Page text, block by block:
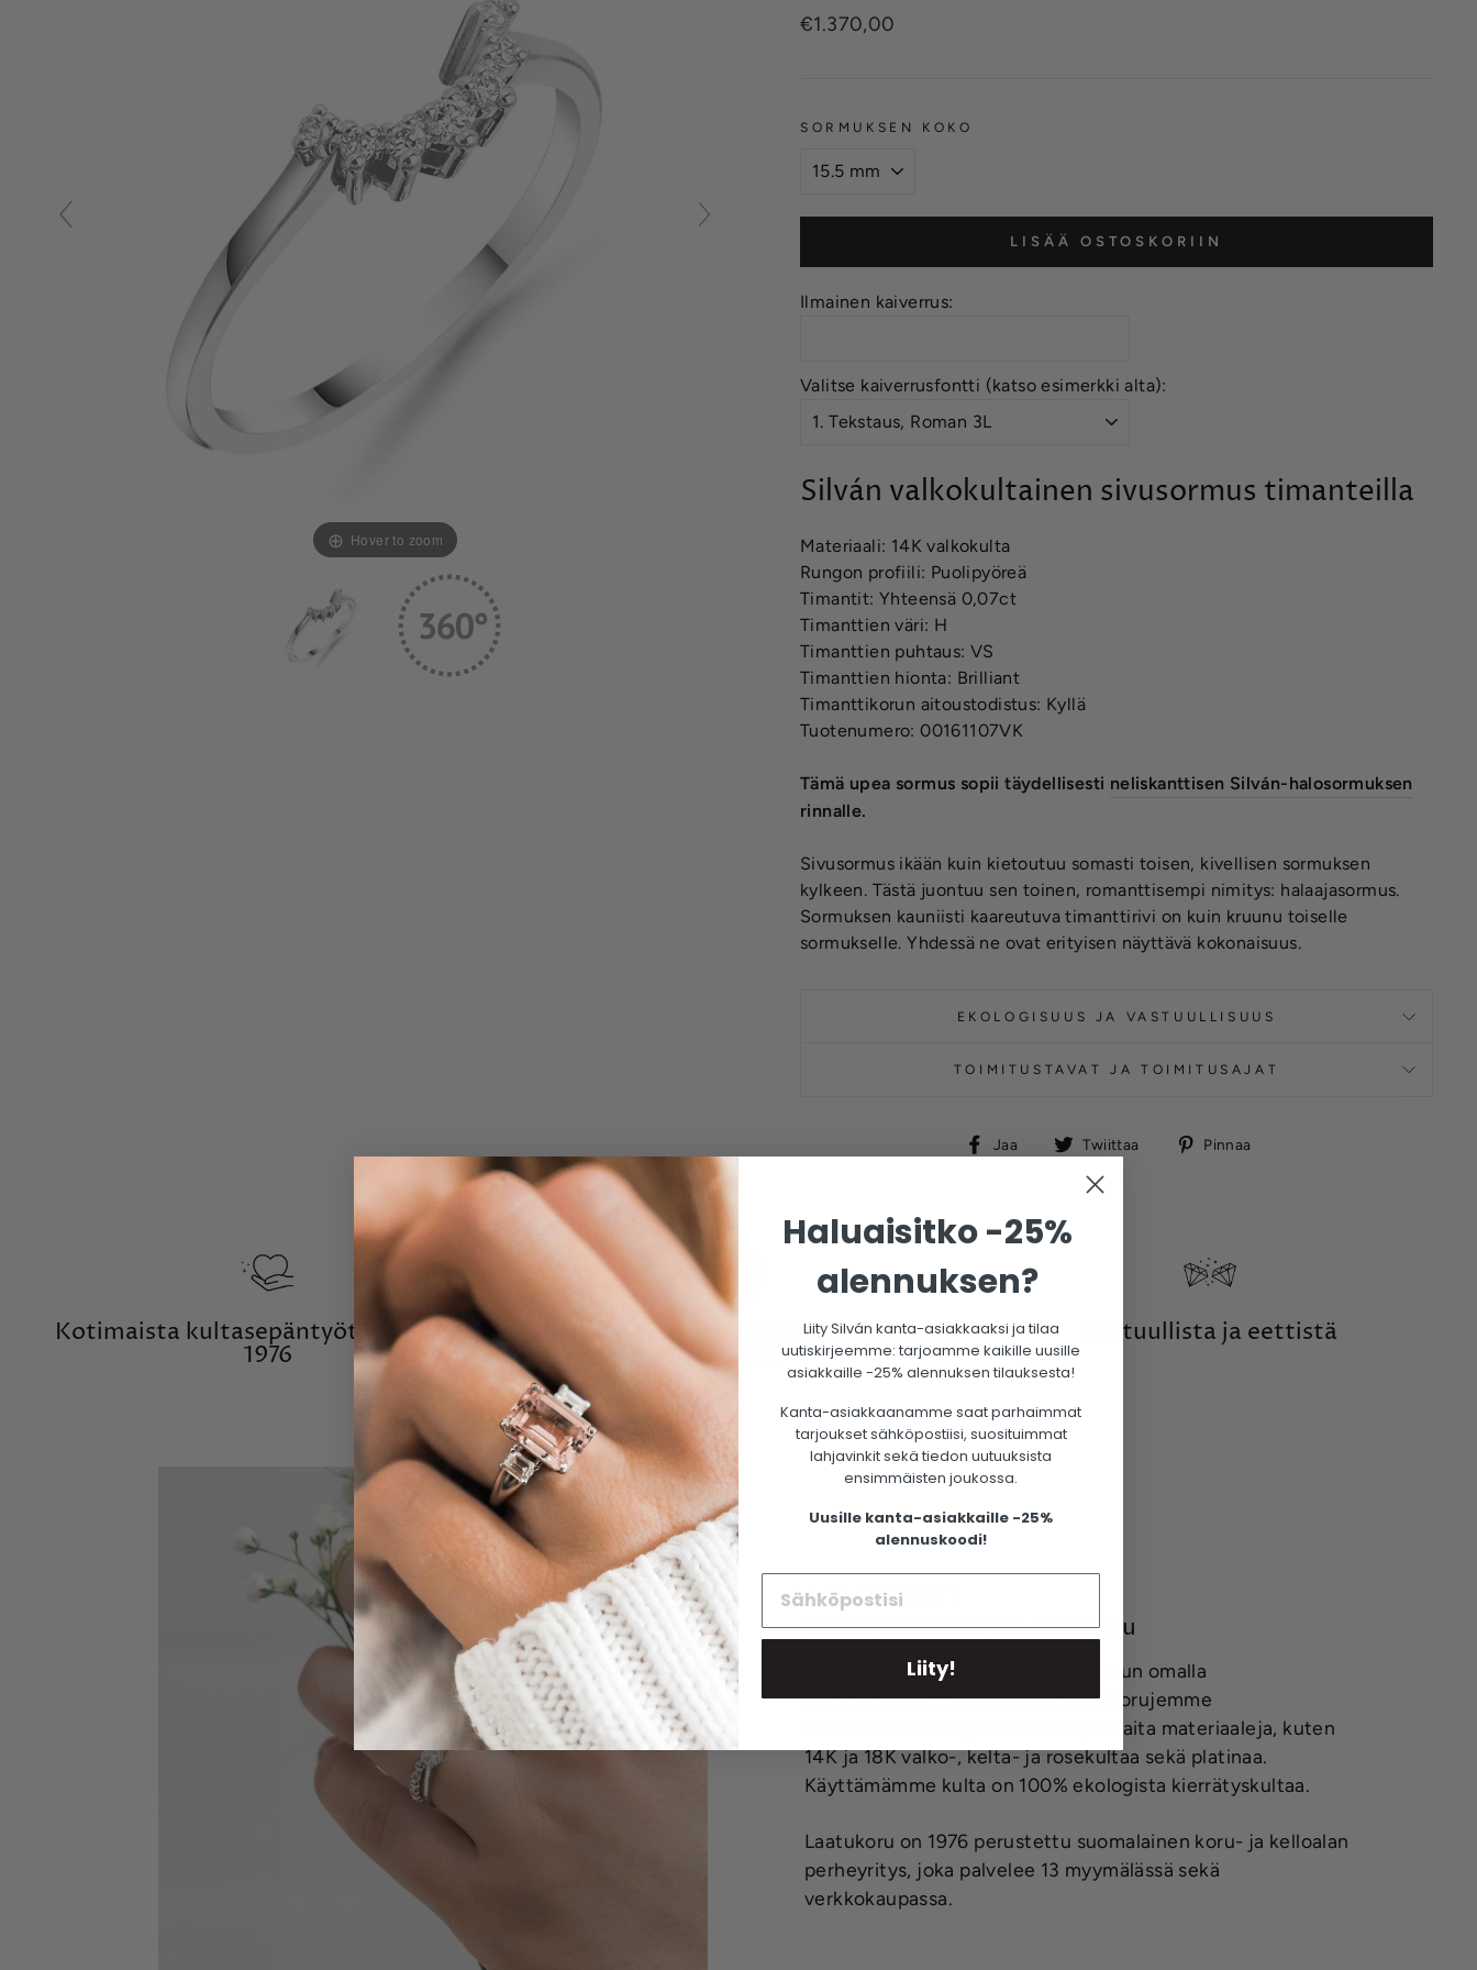
Hover to zoom
Normaalihinta
€1.370,00
SORMUKSEN KOKO
LISÄÄ OSTOSKORIIN
Ilmainen kaiverrus:
Valitse kaiverrusfontti (katso esimerkki alta):
Silván valkokultainen sivusormus timanteilla
Materiaali: 14K valkokulta
Rungon profiili: Puolipyöreä
Timantit: Yhteensä 0,07ct
Timanttien väri: H
Timanttien puhtaus: VS
Timanttien hionta: Brilliant
Timanttikorun aitoustodistus: Kyllä
Tuotenumero: 00161107VK
Tämä upea sormus sopii täydellisesti neliskanttisen Silván-halosormuksen
rinnalle.
Sivusormus ikään kuin kietoutuu somasti toisen, kivellisen sormuksen
kylkeen. Tästä juontuu sen toinen, romanttisempi nimitys: halaajasormus.
Sormuksen kauniisti kaareutuva timanttirivi on kuin kruunu toiselle
sormukselle. Yhdessä ne ovat erityisen näyttävä kokonaisuus.
EKOLOGISUUS JA VASTUULLISUUS
TOIMITUSTAVAT JA TOIMITUSAJAT
Jaa
Jaa
Twiittaa TwiittaaPinnaa
Kotimaista kultasepäntyötä vuodesta
1976
Valmistettu ekologisesta kierrätetystä
kullasta
Vastuullista ja eettistä
SILVÁN-KORUT
Löydä unelmiesi timanttikoru
Silván-korut valmistetaan Laatukorun omalla
kultasepänverstaalla Hyvinkäällä. Korujemme
valmistuksessa käytetään vain parhaita materiaaleja, kuten
14K ja 18K valko-, kelta- ja rosekultaa sekä platinaa.
Käyttämämme kulta on 100% ekologista kierrätyskultaa.
Laatukoru on 1976 perustettu suomalainen koru- ja kelloalan
perheyritys, joka palvelee 13 myymälässä sekä
verkkokaupassa.
Haluaisitko -25%
alennuksen?
Liity Silván kanta-asiakkaaksi ja tilaa
uutiskirjeemme: tarjoamme kaikille uusille
asiakkaille -25% alennuksen tilauksesta!
Kanta-asiakkaanamme saat parhaimmat
tarjoukset sähköpostiisi, suosituimmat
lahjavinkit sekä tiedon uutuuksista
ensimmäisten joukossa.
Uusille kanta-asiakkaille -25%
alennuskoodi!
Liity!